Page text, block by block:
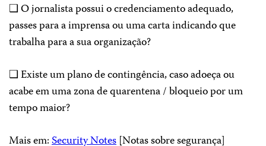
❑ O jornalista possui o credenciamento adequado,
passes para a imprensa ou uma carta indicando que
trabalha para a sua organização?
❑ Existe um plano de contingência, caso adoeça ou
acabe em uma zona de quarentena / bloqueio por um
tempo maior?
Mais em:Security Notes [Notas sobre segurança]